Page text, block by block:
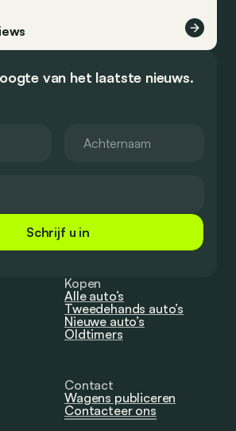
van het laatste nieuws.
Schrijf u in
Kopen
Alle auto’s
Tweedehands auto’s
Nieuwe auto’s
Oldtimers
Contact
Wagens publiceren
Contacteer ons